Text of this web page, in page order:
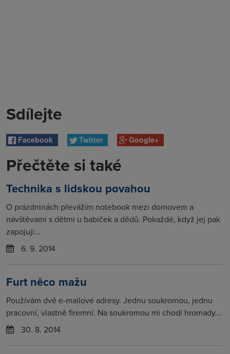
Sdílejte
Facebook Twitter Google+
Přečtěte si také
Technika s lidskou povahou
O prázdninách převážím notebook mezi domovem a
návštěvami s dětmi u babiček a dědů. Pokaždé, když jej pak
zapojuji...
6. 9. 2014
Furt něco mažu
Používám dvě e-mailové adresy. Jednu soukromou, jednu
pracovní, vlastně firemní. Na soukromou mi chodí hromady...
30. 8. 2014